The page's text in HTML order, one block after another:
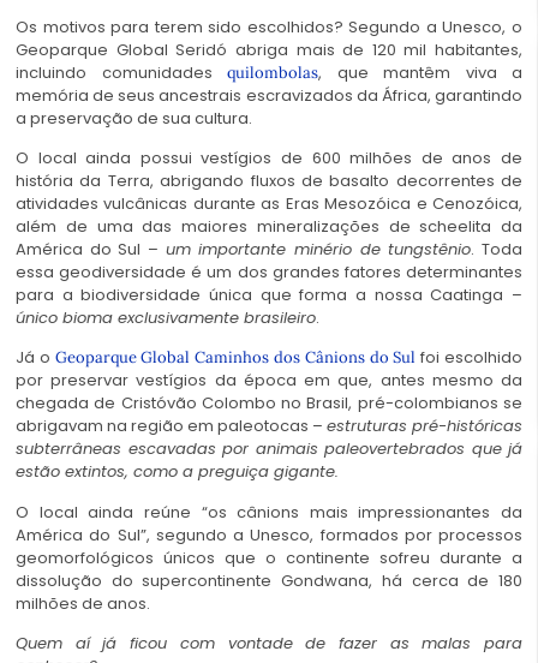
Os motivos para terem sido escolhidos? Segundo a Unesco, o
Geoparque Global Seridó abriga mais de 120 mil habitantes,
incluindo comunidades quilombolas, que mantêm viva a
memória de seus ancestrais escravizados da África, garantindo
a preservação de sua cultura.
O local ainda possui vestígios de 600 milhões de anos de
história da Terra, abrigando fluxos de basalto decorrentes de
atividades vulcânicas durante as Eras Mesozóica e Cenozóica,
além de uma das maiores mineralizações de scheelita da
América do Sul – um importante minério de tungstênio. Toda
essa geodiversidade é um dos grandes fatores determinantes
para a biodiversidade única que forma a nossa Caatinga –
único bioma exclusivamente brasileiro.
Já o Geoparque Global Caminhos dos Cânions do Sul foi escolhido
por preservar vestígios da época em que, antes mesmo da
chegada de Cristóvão Colombo no Brasil, pré-colombianos se
abrigavam na região em paleotocas – estruturas pré-históricas
subterrâneas escavadas por animais paleovertebrados que já
estão extintos, como a preguiça gigante.
O local ainda reúne “os cânions mais impressionantes da
América do Sul”, segundo a Unesco, formados por processos
geomorfológicos únicos que o continente sofreu durante a
dissolução do supercontinente Gondwana, há cerca de 180
milhões de anos.
Quem aí já ficou com vontade de fazer as malas para